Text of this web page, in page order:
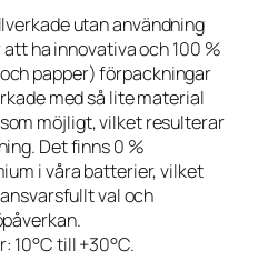
utan användning
ha innovativa och 100 %
papper) förpackningar
med så lite material
möjligt, vilket resulterar
Det finns 0 %
i våra batterier, vilket
val och
10°C till +30°C.